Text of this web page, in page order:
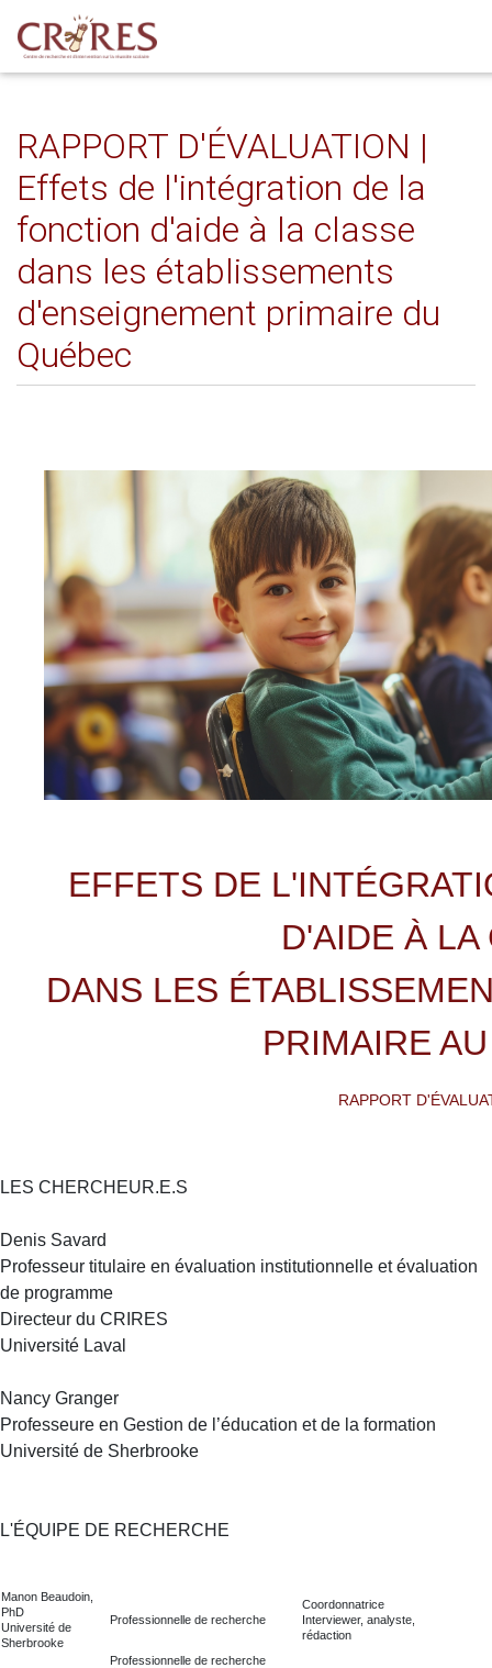
RAPPORT D'ÉVALUATION |
Effets de l'intégration de la
fonction d'aide à la classe
dans les établissements
d'enseignement primaire du
Québec
EFFETS DE
D'AIDE À LA
DANS LES
PRIMAIRE
RAPPORT
LES CHERCHEUR.E.S
Denis Savard
Professeur titulaire en évaluation institutionnelle et évaluation
de programme
Directeur du CRIRES
Université Laval
Nancy Granger
Professeure en Gestion de l’éducation et de la formation
Université de Sherbrooke
L'ÉQUIPE DE RECHERCHE
Manon Beaudoin
PhD
Université de
Sherbrooke
Professionnelle de recherche
Coordonnatrice
Interviewer, analyste,
rédaction
Professionnelle de recherche